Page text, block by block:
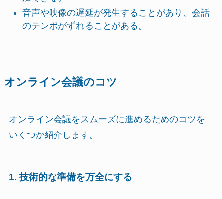
音声や映像の遅延が発生することがあり、会話
のテンポがずれることがある。
オンライン会議のコツ
オンライン会議をスムーズに進めるためのコツを
いくつか紹介します。
1. 技術的な準備を万全にする